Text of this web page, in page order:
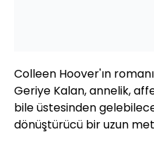
Colleen Hoover'ın
Geriye Kalan, annelik,
bile üstesinden
dönüştürücü bir uzun